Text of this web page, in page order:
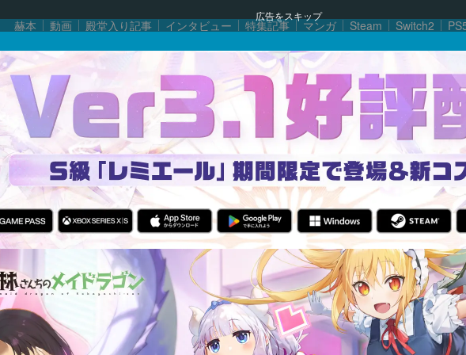
広告をスキップ
赫本 動画 殿堂入り記事 インタビュー 特集記事 マンガ Steam Switch2